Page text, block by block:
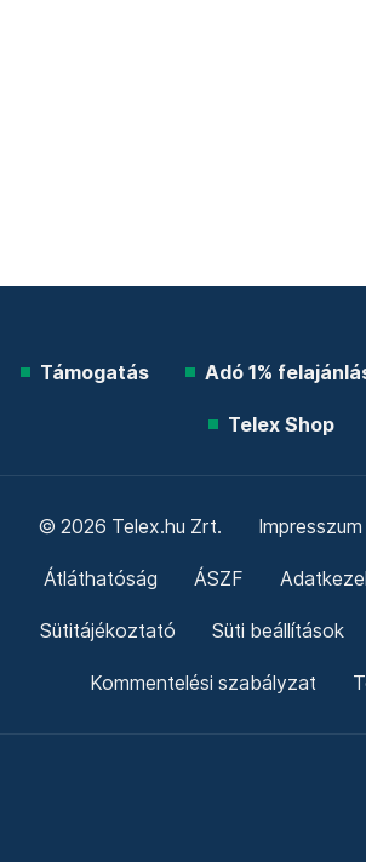
Támogatás Adó 1%
Telex Shop
© 2026 Telex.hu Zrt. Impresszum
Átláthatóság ÁSZF
Sütitájékoztató Süti beállítások
Kommentelési szabályzat